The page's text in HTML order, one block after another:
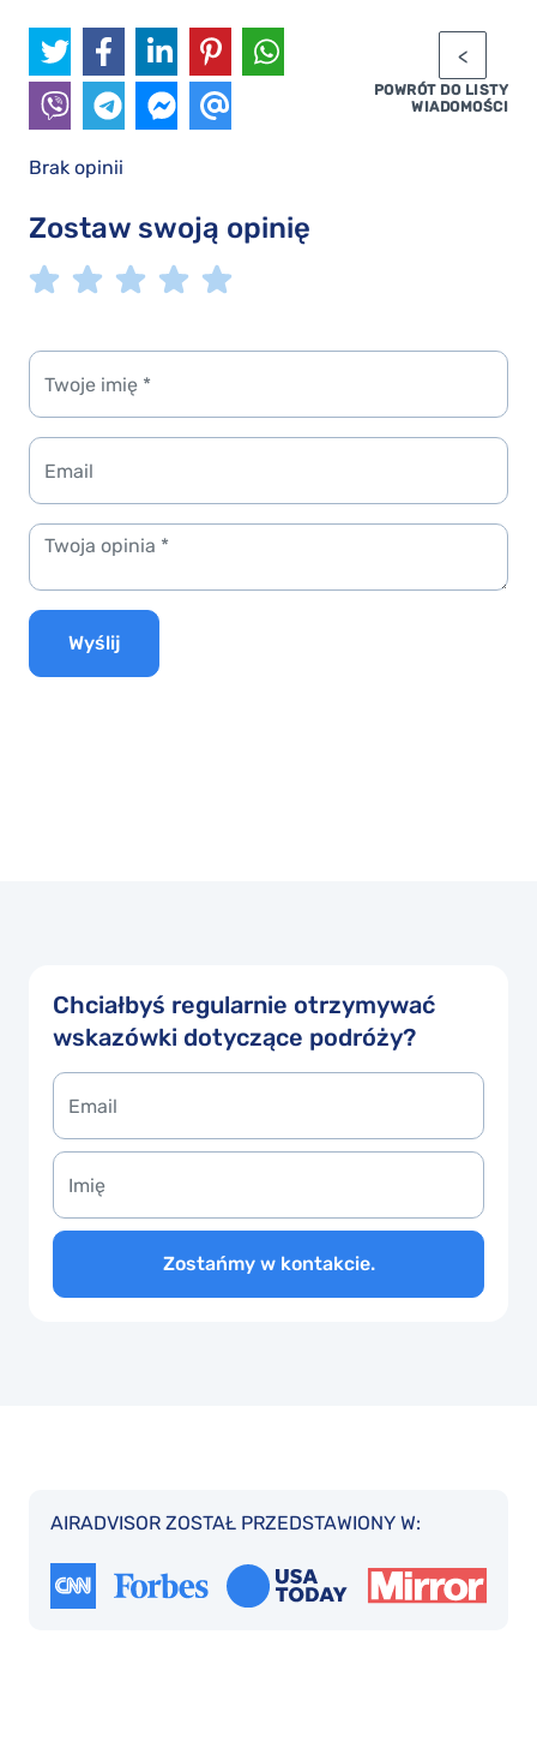
POWRÓT DO LISTY
WIADOMOŚCI
Brak opinii
Zostaw swoją opinię
Wyślij
Chciałbyś regularnie otrzymywać
wskazówki dotyczące podróży?
Zostańmy w kontakcie.
AIRADVISOR ZOSTAŁ PRZEDSTAWIONY W: